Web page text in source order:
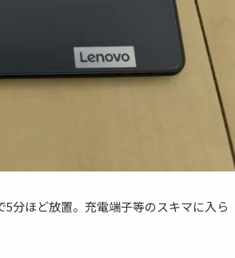
分ほど放置。充電端子等のスキマに入ら